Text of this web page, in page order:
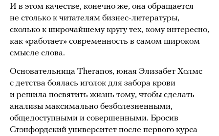
И в этом качестве, конечно же, она обращается
не столько к читателям бизнес-литературы,
сколько к широчайшему кругу тех, кому интересно,
как «работает» современность в самом широком
смысле слова.
Основательница Theranos, юная Элизабет Холмс
с детства боялась иголок для забора крови
и решила посвятить жизнь тому, чтобы сделать
анализы максимально безболезненными,
общедоступными и совершенными. Бросив
Стэнфордский университет после первого курса